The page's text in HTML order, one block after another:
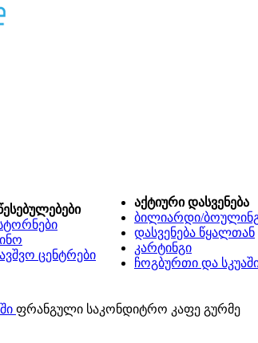
ცენტრები
აქტიური დასვენება
ბილიარდი/
დასვენება წყალთან
კარტინგი
ჩოგბურთი და
ფრანგული საკონდიტრო კაფე გურმე